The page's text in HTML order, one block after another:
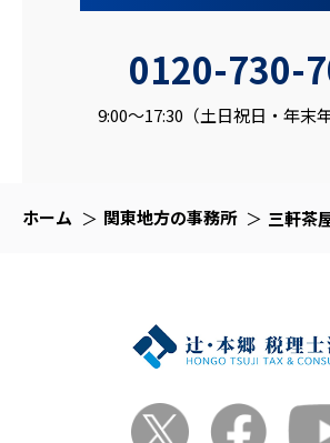
0120-730-
9:00～17:30（土日祝日・年末
ホーム 関東地方の事務所 三軒茶